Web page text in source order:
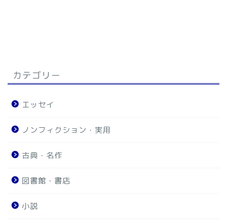
カテゴリー
エッセイ
ノンフィクション・実用
古典・名作
図書館・書店
小説